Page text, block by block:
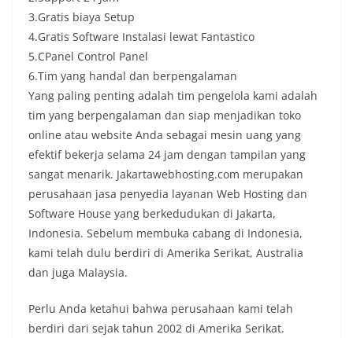
3.Gratis biaya Setup
4.Gratis Software Instalasi lewat Fantastico
5.CPanel Control Panel
6.Tim yang handal dan berpengalaman
Yang paling penting adalah tim pengelola kami adalah
tim yang berpengalaman dan siap menjadikan toko
online atau website Anda sebagai mesin uang yang
efektif bekerja selama 24 jam dengan tampilan yang
sangat menarik. Jakartawebhosting.com merupakan
perusahaan jasa penyedia layanan Web Hosting dan
Software House yang berkedudukan di Jakarta,
Indonesia. Sebelum membuka cabang di Indonesia,
kami telah dulu berdiri di Amerika Serikat, Australia
dan juga Malaysia.
Perlu Anda ketahui bahwa perusahaan kami telah
berdiri dari sejak tahun 2002 di Amerika Serikat.